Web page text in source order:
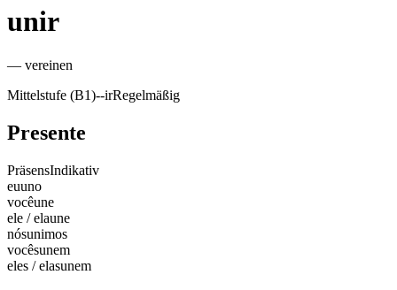
unir
— vereinen
Mittelstufe (B1)--irRegelmäßig
Presente
PräsensIndikativ
euuno
vocêune
ele / elaune
nósunimos
vocêsunem
eles / elasunem